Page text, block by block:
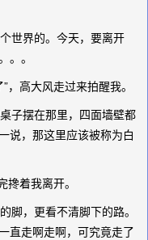
世界的。今天，要离开
。。
高大风走过来拍醒我。
子摆在那里，四面墙壁都
说，那这里应该被称为白
着我离开。
，更看不清脚下的路。
直走啊走啊，可究竟走了